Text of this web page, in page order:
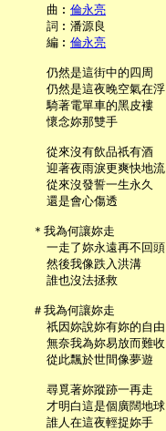
     曲︰
倫永亮
     詞︰潘源良
     編︰
倫永亮
     仍然是這街中的四周
     仍然是這夜晚空氣在浮
     騎著電單車的黑皮褸
     懷念妳那雙手
     從來沒有飲品祇有酒
     迎著夜雨淚更爽快地流
     從來沒發誓一生永久
     還是會心傷透
   ＊我為何讓妳走
     一走了妳永遠再不回頭
     然後我像跌入洪溝
     誰也沒法拯救
   ＃我為何讓妳走
     祇因妳說妳有妳的自由
     無奈我為妳易放而難收
     從此飄於世間像夢遊
     尋覓著妳蹤跡一再走
     才明白這是個廣闊地球
     誰人在這夜輕捉妳手